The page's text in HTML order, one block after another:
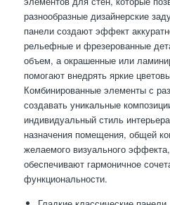
разнообразные дизайнерские
панели создают эффект
рельефные и фрезерованные
объем, а окрашенные или
помогают внедрять яркие
Комбинированные элементы с
создавать уникальные
индивидуальный стиль
назначения помещения, общей
желаемого визуального
обеспечивают гармоничное
функциональности.